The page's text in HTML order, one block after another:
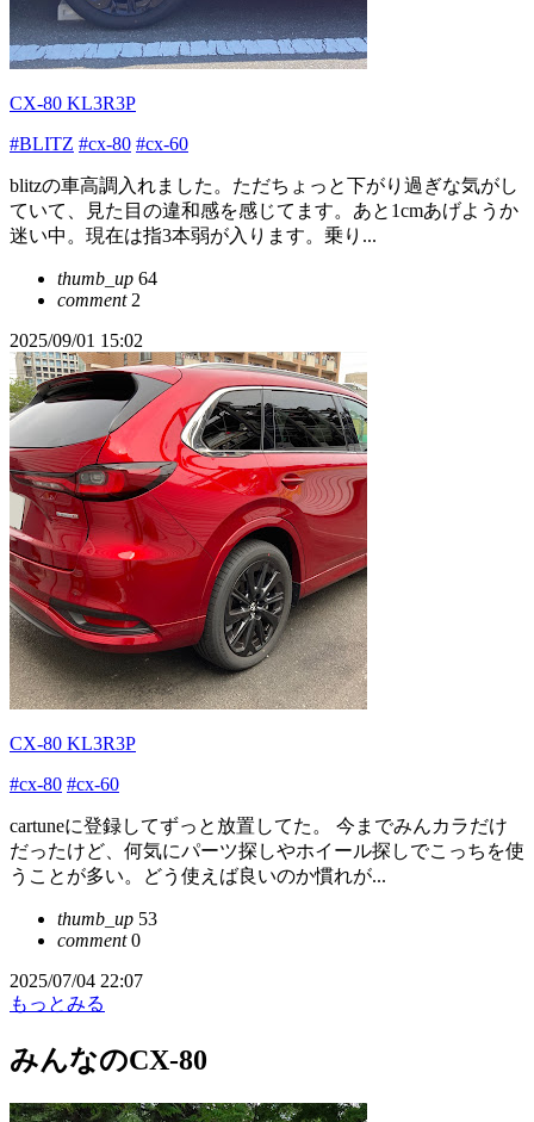
CX-80 KL3R3P
#BLITZ #cx-80 #cx-60
blitzの車高調入れました。ただちょっと下がり過ぎな気がし
ていて、見た目の違和感を感じてます。あと1cmあげようか
迷い中。現在は指3本弱が入ります。乗り...
thumb_up 64
comment2
2025/09/01 15:02
CX-80 KL3R3P
#cx-80 #cx-60
cartuneに登録してずっと放置してた。 今までみんカラだけ
だったけど、何気にパーツ探しやホイール探しでこっちを使
うことが多い。どう使えば良いのか慣れが...
thumb_up 53
comment0
2025/07/04 22:07
もっとみる
みんなのCX-80